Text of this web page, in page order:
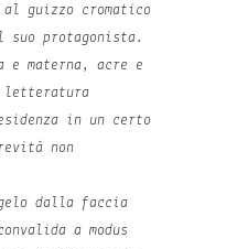
guizzo cromatico
protagonista.
e materna, acre e
letteratura
in un certo
non
dalla faccia
a modus